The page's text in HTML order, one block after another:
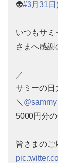
👽#3月31日
いつもサミ
さまへ感謝
／
サミーの日
＼
5000円分
皆さまのご